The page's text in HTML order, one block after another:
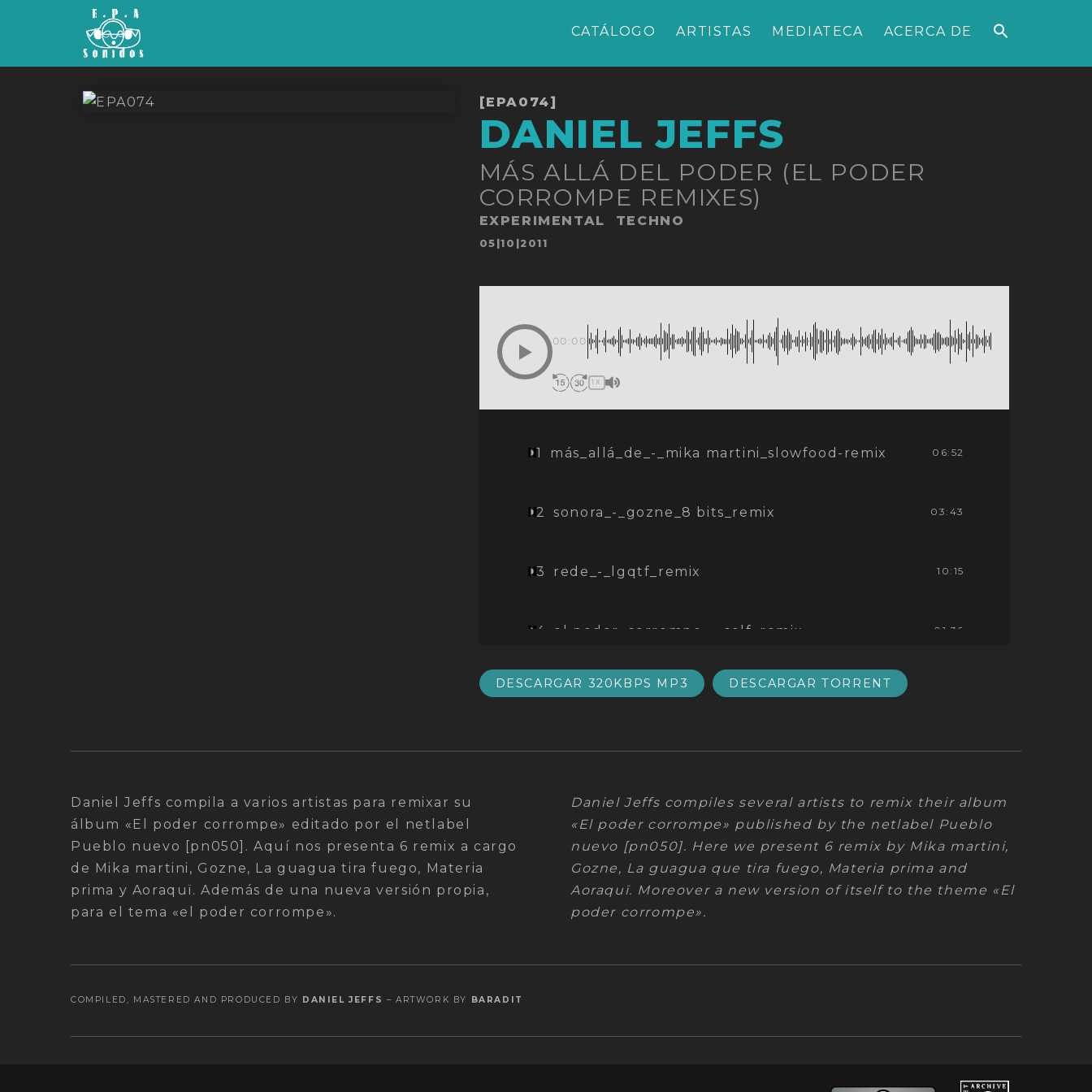
CATÁLOGO ARTISTAS MEDIATECA ACERCA DE
[EPA074]
DANIEL JEFFS
MÁS ALLÁ DEL PODER (EL PODER
CORROMPE REMIXES)
EXPERIMENTAL
TECHNO
Publicado
05|10|2011
00:00
1X
1 más_allá_de_-_mika martini_slowfood-remix 06:52
2 sonora_-_gozne_8 bits_remix 03:43
3 rede_-_lgqtf_remix 10:15
4 el poder_corrompe_-_self_remix 01:36
5 cosmo_clap_-_ materia_prima_ remix
6 rede_-_aoraquï_haz lo que quieras_remix 07:30
DESCARGAR 320KBPS MP3 DESCARGAR TORRENT
Daniel Jeffs compila a varios artistas para remixar su
álbum «El poder corrompe» editado por el netlabel
Pueblo nuevo [pn050]. Aquí nos presenta 6 remix a cargo
de Mika martini, Gozne, La guagua tira fuego, Materia
prima y Aoraquï. Además de una nueva versión propia,
para el tema «el poder corrompe».
Daniel Jeffs compiles several artists to remix their album
«El poder corrompe» published by the netlabel Pueblo
nuevo [pn050]. Here we present 6 remix by Mika martini,
Gozne, La guagua que tira fuego, Materia prima and
Aoraquï. Moreover a new version of itself to the theme «El
poder corrompe».
COMPILED, MASTERED AND PRODUCED BY DANIEL JEFFS – ARTWORK BY BARADIT